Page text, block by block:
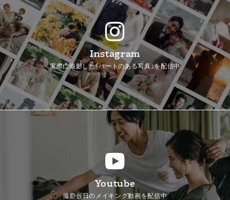
Instagram
実際に撮影した「ハートのある写真」を配信中
Youtube
撮影当日のメイキング動画を配信中